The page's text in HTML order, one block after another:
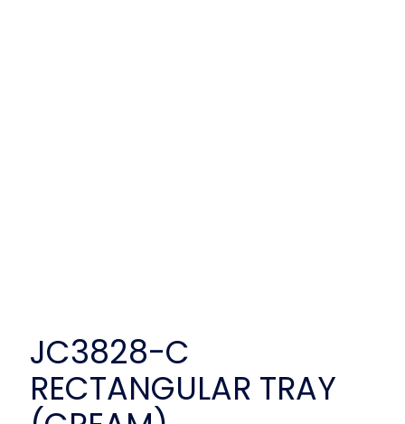
JC3828-C
RECTANGULAR TRAY